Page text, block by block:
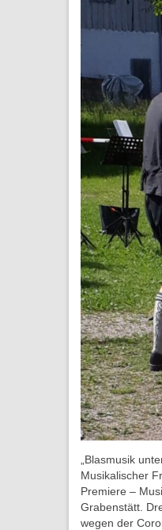
„Blasmusik
Musikalischer
Premiere –
Grabenstätt.
wegen der